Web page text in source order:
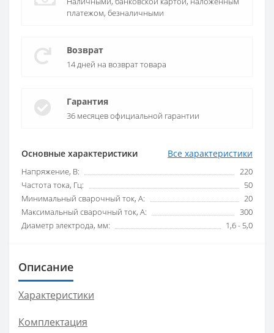
Основные характеристики Все характеристики
Напряжение, В:
220
Частота тока, Гц:
50
Минимальный сварочный ток, А:
20
Максимальный сварочный ток, А:
300
Диаметр электрода, мм:
1,6 - 5,0
платежом, безналичными
Возврат
14 дней на возврат товара
Гарантия
36 месяцев официальной гарантии
Описание
Характеристики
Комплектация